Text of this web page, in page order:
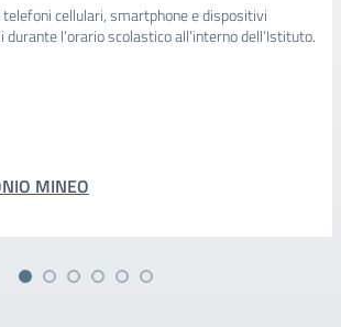
cellulari, smartphone e dispositivi
l’orario scolastico all’interno dell’Istituto.
MINEO